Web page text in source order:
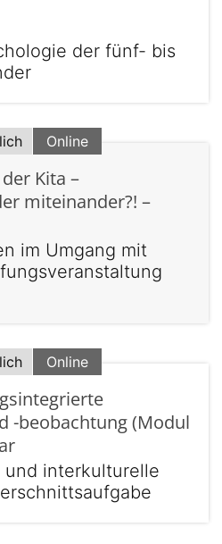
der fünf- bis
Online
Kita –
miteinander?! –
im Umgang mit
Online
-beobachtung (Modul
interkulturelle